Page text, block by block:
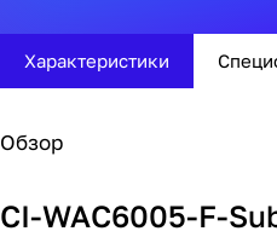
Характеристики
Обзор
CI-WAC6005-F-